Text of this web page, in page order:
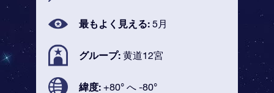
最もよく見える: 5月
グループ: 黄道12宮
緯度: +80° へ -80°